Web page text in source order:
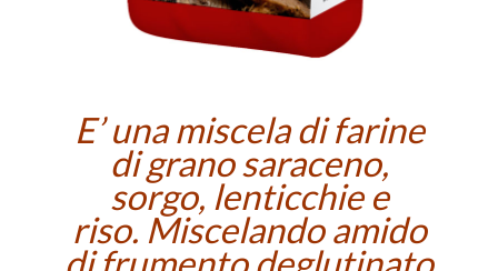
E’ una miscela di farine
di grano saraceno,
sorgo, lenticchie e
riso. Miscelando amido